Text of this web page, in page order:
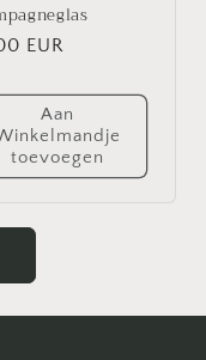
EUR
Aan
toevoegen